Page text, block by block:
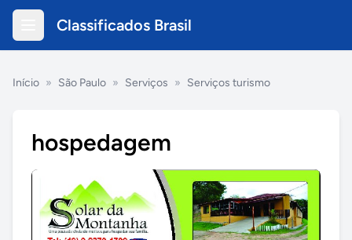
Classificados Brasil
Início » São Paulo » Serviços » Serviços turismo
hospedagem